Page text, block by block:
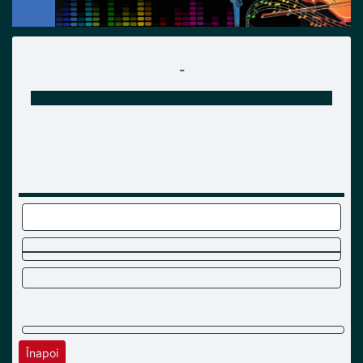
-
Înapoi